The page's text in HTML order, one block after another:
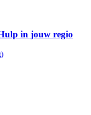
in jouw regio